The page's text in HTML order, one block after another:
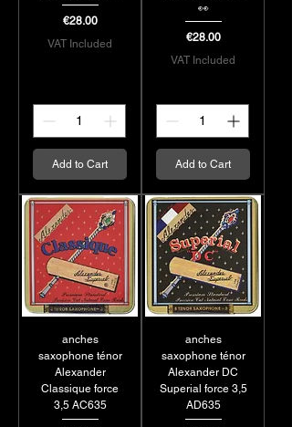
excellent rapport qualité-
prix, offrant une jouabilité
fluide et un son
plébiscitées pour leur
fabrication artisanale et
classique.
Price
€28.00
VAT Included
Add to Cart
👀
Price
€28.00
VAT Included
Add to Cart
anches
saxophone ténor
Alexander
Classique force
3,5 AC635
anches
saxophone ténor
Alexander DC
Superial force 3,5
AD635